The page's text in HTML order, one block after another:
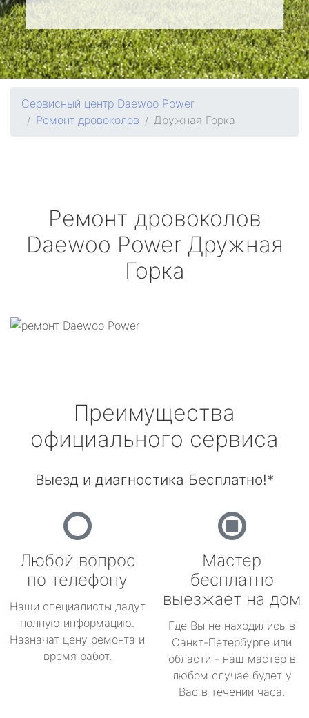
Сервисный центр Daewoo Power
Ремонт дровоколов
Дружная Горка
Ремонт дровоколов
Daewoo Power Дружная
Горка
Преимущества
официального сервиса
Выезд и диагностика Бесплатно!*
Любой вопрос
по телефону
Наши специалисты дадут
полную информацию.
Назначат цену ремонта и
время работ.
Мастер
бесплатно
выезжает на дом
Где Вы не находились в
Санкт-Петербурге или
области - наш мастер в
любом случае будет у
Вас в течении часа.